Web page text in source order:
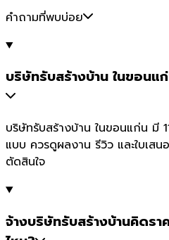
คำถามที่พบบ่อย
บริษัทรับสร้างบ้าน ในขอนแ
บริษัทรับสร้างบ้าน ในขอนแก่น มี
แบบ ควรดูผลงาน รีวิว และใบเสน
ตัดสินใจ
จ้างบริษัทรับสร้างบ้านคิดรา